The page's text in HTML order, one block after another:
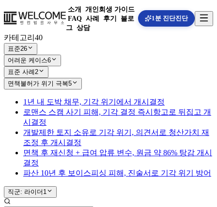
소개
개인회생 가이드
FAQ 사례 후기
블로
그 상담
1분 진단진단
카테고리 40
표준26
어려운 케이스6
표준 사례2
면책불허가 위기 극복5
1년 내 도박 채무, 기각 위기에서 개시결정
로맨스 스캠 사기 피해, 기각 결정 즉시항고로 뒤집고 개
시결정
개발제한 토지 소유로 기각 위기, 의견서로 청산가치 재
조정 후 개시결정
면책 후 재신청 + 급여 압류 변수, 원금 약 86% 탕감 개시
결정
파산 10년 후 보이스피싱 피해, 진술서로 기각 위기 방어
직군: 라이더 1